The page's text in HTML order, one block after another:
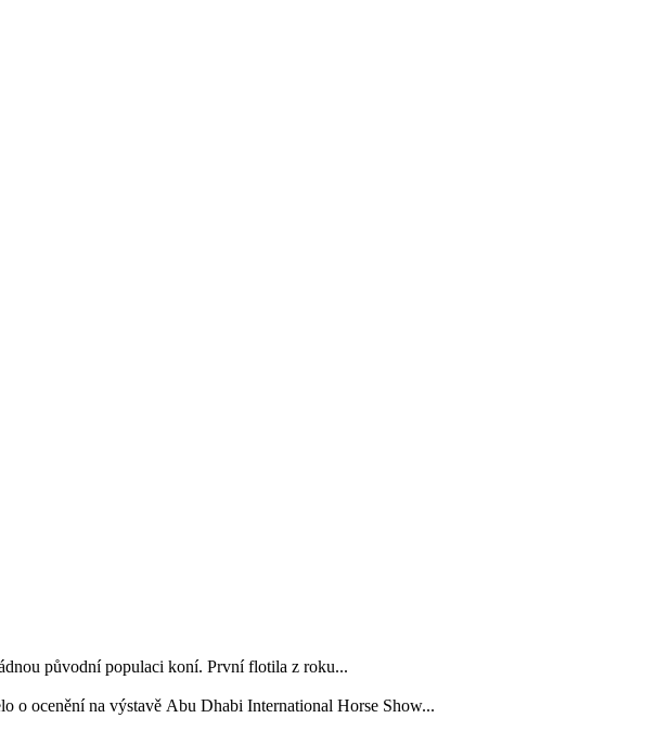
původní populaci koní. První flotila z roku...
o ocenění na výstavě Abu Dhabi International Horse Show...